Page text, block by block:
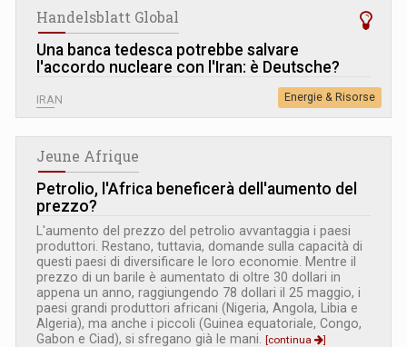
Handelsblatt Global
Una banca tedesca potrebbe salvare
l'accordo nucleare con l'Iran: è Deutsche?
IRAN Energie & Risorse
Jeune Afrique
Petrolio, l'Africa beneficerà dell'aumento del
prezzo?
L'aumento del prezzo del petrolio avvantaggia i paesi
produttori. Restano, tuttavia, domande sulla capacità di
questi paesi di diversificare le loro economie. Mentre il
prezzo di un barile è aumentato di oltre 30 dollari in
appena un anno, raggiungendo 78 dollari il 25 maggio, i
paesi grandi produttori africani (Nigeria, Angola, Libia e
Algeria), ma anche i piccoli (Guinea equatoriale, Congo,
Gabon e Ciad), si sfregano già le mani.
[continua ]